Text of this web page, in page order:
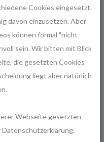
und
der Missa Festiva
Cookies eingesetzt.
davon einzusetzen. Aber
können formal "nicht
sein. Wir bitten mit Blick
die gesetzten Cookies
liegt aber natürlich
Webseite gesetzten